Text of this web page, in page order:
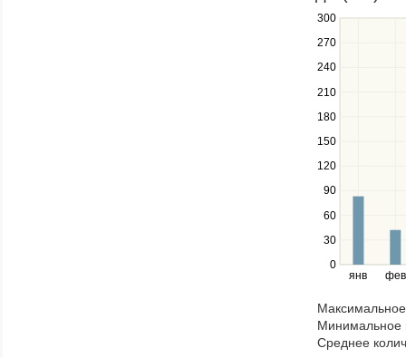
янв фев
0
30
60
90
120
150
180
210
240
270
300
Use
the
and
down
to
navigate
series.
Use
the
and
right
navigate
through
items
Минимальное
Среднее